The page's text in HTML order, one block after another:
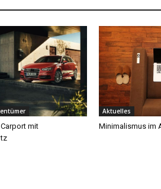
mit
Aktuelles
Minimalismus im